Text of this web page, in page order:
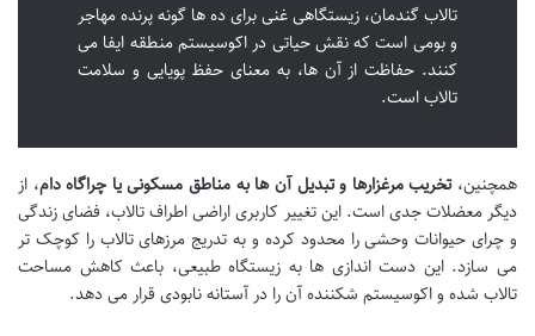
تالاب گندمان، زیستگاهی غنی برای ده ها گونه پرنده مهاجر
و بومی است که نقش حیاتی در اکوسیستم منطقه ایفا می
کنند. حفاظت از آن ها، به معنای حفظ پویایی و سلامت
تالاب است.
همچنین،تخریب مرغزارها و تبدیل آن ها به مناطق مسکونی یا چراگاه دام، از
دیگر معضلات جدی است. این تغییر کاربری اراضی اطراف تالاب، فضای زندگی
و چرای حیوانات وحشی را محدود کرده و به تدریج مرزهای تالاب را کوچک تر
می سازد. این دست اندازی ها به زیستگاه طبیعی، باعث کاهش مساحت
تالاب شده و اکوسیستم شکننده آن را در آستانه نابودی قرار می دهد.